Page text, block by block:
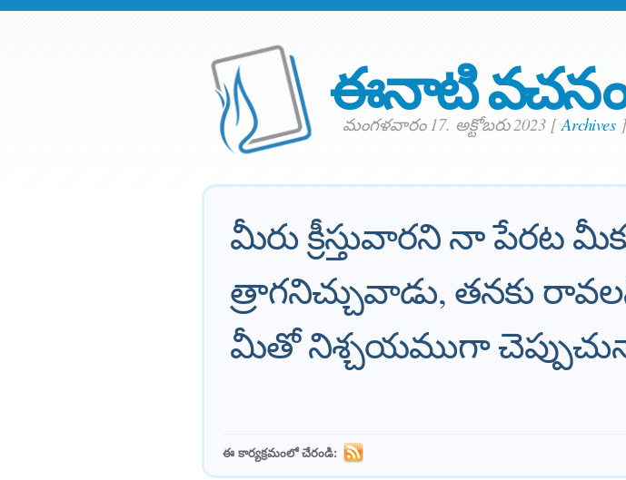
ఈనాటి వచనం
మంగళవారం 17. అక్టోబరు 2023 [Archives ]
మీరు క్రీస్తువారని నా పేరట
త్రాగనిచ్చువాడు, తనకు
మీతో నిశ్చయముగా
ఈ కార్యక్రమంలో చేరండి: